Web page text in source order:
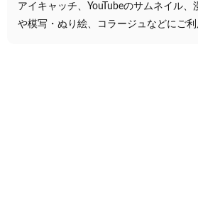
アイキャッチ、YouTubeのサムネイル、
や模写・ぬり絵、コラージュなどにご利